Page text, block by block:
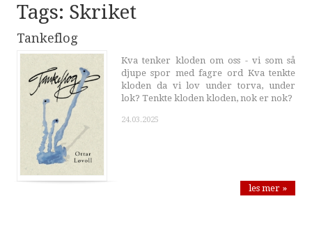
Tags: Skriket
Tankeflog
Kva tenker kloden om oss - vi som så
djupe spor med fagre ord Kva tenkte
kloden da vi lov under torva, under
lok? Tenkte kloden kloden, nok er nok?
24.03.2025
les mer »